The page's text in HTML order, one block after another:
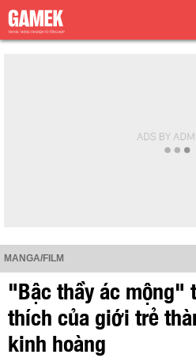
MANGA/FILM
"Bậc thầy ác mộng"
thích của giới trẻ
kinh hoàng